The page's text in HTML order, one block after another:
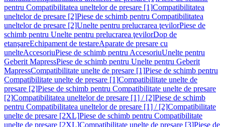
pentru Compatibilitatea uneltelor de presare [1]Compatibilitatea
uneltelor de presare [2]Piese de schimb pentru Compatibilitatea
uneltelor de presare [2]Unelte pentru prelucrarea ţevilorPiese de
schimb pentru Unelte pentru prelucrarea ţevilorDop de
etanşareEchipament de testareAparate de presare cu
unelteAccesoriuPiese de schimb pentru AccesoriuUnelte pentru
Geberit MapressPiese de schimb pentru Unelte pentru Geberit
MapressCompatibilitate unelte de presare [1]Piese de schimb pentru
Compatibilitate unelte de presare [1]Compatibilitate unelte de
presare [2]Piese de schimb pentru Compatibilitate unelte de presare
[2]Compatibilitatea uneltelor de presare [1] / [2]Piese de schimb
pentru Compatibilitatea uneltelor de presare [1] / [2]Compatibilitate
unelte de presare [2XL]Piese de schimb pentru Compatibilitate
unelte de presare [2XL]Compatibilitate unelte de presare [3]Piese de